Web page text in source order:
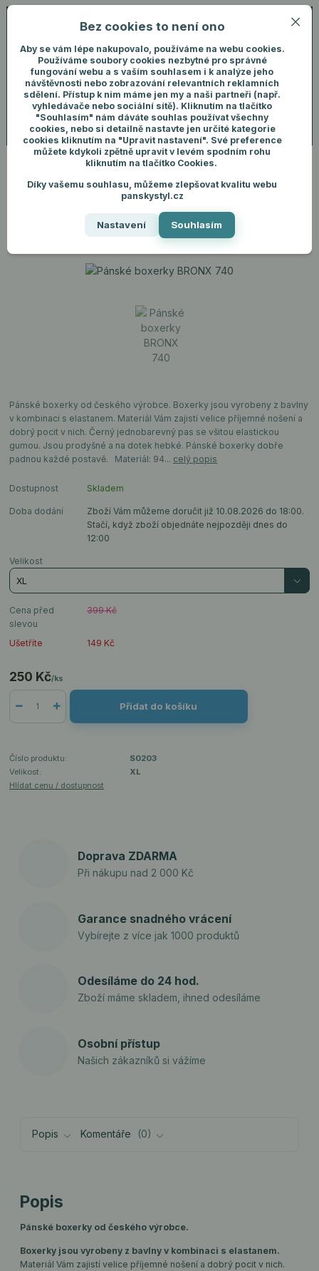
Menu
+420 731 292 460
Přihlášení
Hledat
ks
Úvod Pánské spodní prádlo Boxerky Pánské boxerky BRONX 740
Pánské boxerky BRONX 740
Pánské boxerky od českého výrobce. Boxerky jsou vyrobeny z bavlny
v kombinaci s elastanem. Materiál Vám zajistí velice příjemné nošení a
dobrý pocit v nich. Černý jednobarevný pas se všitou elastickou
gumou. Jsou prodyšné a na dotek hebké. Pánské boxerky dobře
padnou každé postavě. Materiál: 94... celý popis
Dostupnost Skladem
Doba dodání
Zboží Vám můžeme doručit již 10.08.2026 do 18:00.
Stačí, když zboží objednáte nejpozději dnes do
12:00
Velikost
Cena před
slevou
399 Kč
Ušetříte 149 Kč
250 Kč/ks
Přidat do košíku
Číslo produktu:
S0203
Velikost:
XL
Hlídat cenu / dostupnost
Doprava ZDARMA
Při nákupu nad 2 000 Kč
Garance snadného vrácení
Vybírejte z více jak 1000 produktů
Odesíláme do 24 hod.
Zboží máme skladem, ihned odesíláme
Osobní přístup
Našich zákazníků si vážíme
Popis Komentáře 0
Popis
Pánské boxerky od českého výrobce.
Boxerky jsou vyrobeny z bavlny v kombinaci s elastanem.
Materiál Vám zajistí velice příjemné nošení a dobrý pocit v nich.
Bez cookies to není ono
Aby se vám lépe nakupovalo, používáme na webu cookies.
Používáme soubory cookies nezbytné pro správné
fungování webu a s vaším souhlasem i k analýze jeho
návštěvnosti nebo zobrazování relevantních reklamních
sdělení. Přístup k nim máme jen my a naši partneři (např.
vyhledávače nebo sociální sítě). Kliknutím na tlačítko
"Souhlasím" nám dáváte souhlas používat všechny
cookies, nebo si detailně nastavte jen určité kategorie
cookies kliknutím na "Upravit nastavení". Své preference
můžete kdykoli zpětně upravit v levém spodním rohu
kliknutím na tlačítko Cookies.
Díky vašemu souhlasu, můžeme zlepšovat kvalitu webu
panskystyl.cz
Nastavení Souhlasím